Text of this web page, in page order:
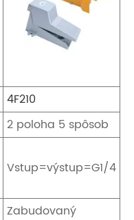
4F210
2 poloha 5 spôsob
Vstup=výstup=G1/4
Zabudovaný